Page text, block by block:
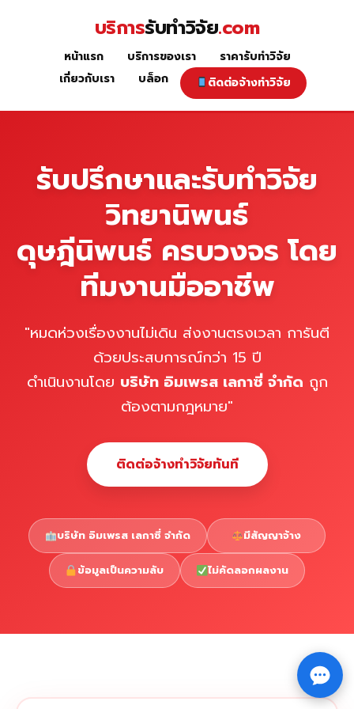
หน้าแรก
Copyright © 2026 รับทำวิจัย รับทำวิทยานิพนธ์ รับทำ⇧
บริการรับทำวิจัย.com
หน้าแรก บริการของเรา
ราคารับทำวิจัย
เกี่ยวกับเรา
บล็อก ติดต่อจ้างทำวิจัย
รับปรึกษาและรับทำวิจัย
วิทยานิพนธ์
ดุษฎีนิพนธ์ ครบวงจร โดย
ทีมงานมืออาชีพ
"หมดห่วงเรื่องงานไม่เดิน ส่งงานตรงเวลา การันตี
ด้วยประสบการณ์กว่า 15 ปี
ดำเนินงานโดย บริษัท อิมเพรส เลกาซี่ จำกัด ถูก
ต้องตามกฎหมาย"
ติดต่อจ้างทำวิจัยทันที
บริษัท อิมเพรส เลกาซี่ จำกัด มีสัญญาจ้าง
ข้อมูลเป็นความลับ ไม่คัดลอกผลงาน